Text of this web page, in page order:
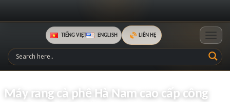
TIẾNG VIỆT ENGLISH LIÊN HỆ
Máy rang cà phê Hà Nam cao cấp công